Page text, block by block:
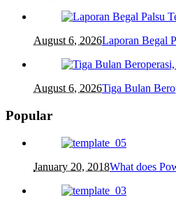
August 6, 2026Laporan Begal
August 6, 2026Tiga Bulan
Popular
January 20, 2018What does